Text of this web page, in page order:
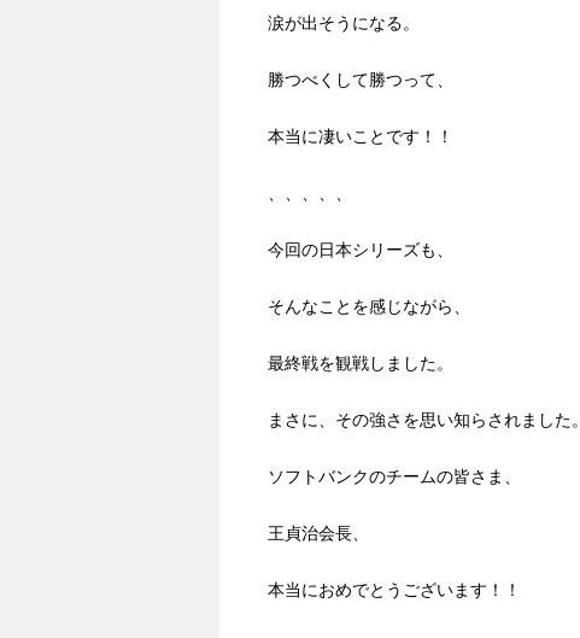
涙が出そうになる。
勝つべくして勝つって、
本当に凄いことです！！
今回の日本シリーズも、
そんなことを感じながら、
最終戦を観戦しました。
まさに、その強さを思い知らされました。
ソフトバンクのチームの皆さま、
王貞治会長、
本当におめでとうございます！！